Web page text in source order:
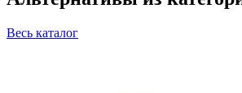
Весь каталог